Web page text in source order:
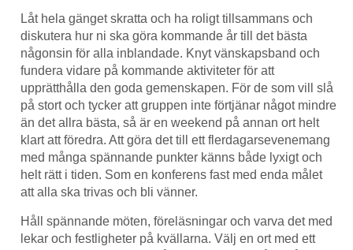
Låt hela gänget skratta och ha roligt tillsammans och
diskutera hur ni ska göra kommande år till det bästa
någonsin för alla inblandade. Knyt vänskapsband och
fundera vidare på kommande aktiviteter för att
upprätthålla den goda gemenskapen. För de som vill slå
på stort och tycker att gruppen inte förtjänar något mindre
än det allra bästa, så är en weekend på annan ort helt
klart att föredra. Att göra det till ett flerdagarsevenemang
med många spännande punkter känns både lyxigt och
helt rätt i tiden. Som en konferens fast med enda målet
att alla ska trivas och bli vänner.
Håll spännande möten, föreläsningar och varva det med
lekar och festligheter på kvällarna. Välj en ort med ett